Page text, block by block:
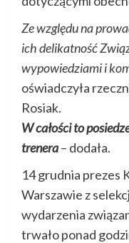
Ze względu na
ich delikatność
wypowiedziami i
oświadczyła
Rosiak.
W całości to
trenera– dodała.
14 grudnia prezes
Warszawie z
wydarzenia
trwało ponad